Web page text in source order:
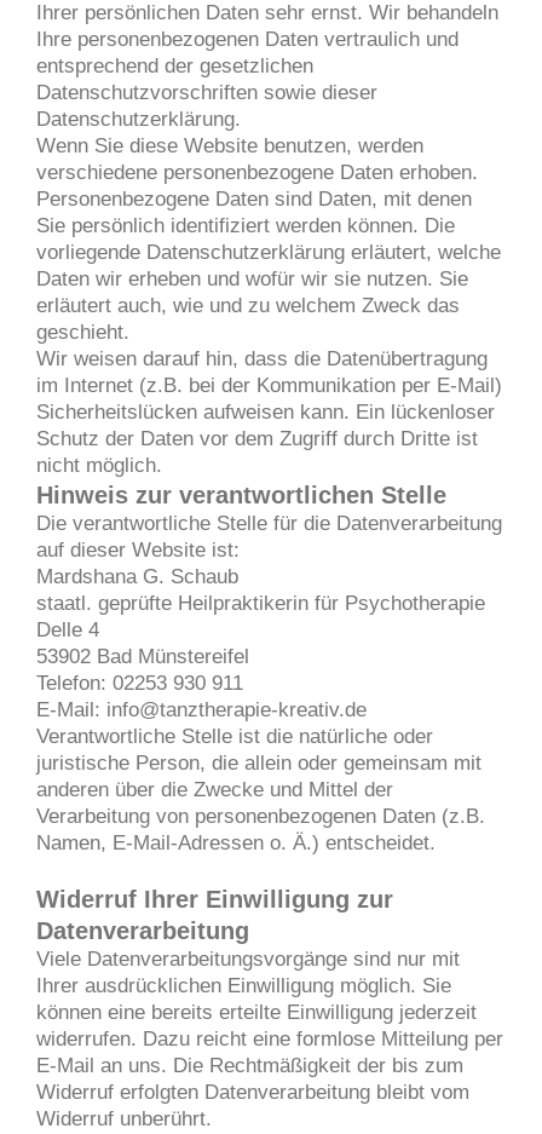
Ihrer persönlichen Daten sehr ernst. Wir behandeln
Ihre personenbezogenen Daten vertraulich und
entsprechend der gesetzlichen
Datenschutzvorschriften sowie dieser
Datenschutzerklärung.
Wenn Sie diese Website benutzen, werden
verschiedene personenbezogene Daten erhoben.
Personenbezogene Daten sind Daten, mit denen
Sie persönlich identifiziert werden können. Die
vorliegende Datenschutzerklärung erläutert, welche
Daten wir erheben und wofür wir sie nutzen. Sie
erläutert auch, wie und zu welchem Zweck das
geschieht.
Wir weisen darauf hin, dass die Datenübertragung
im Internet (z.B. bei der Kommunikation per E-Mail)
Sicherheitslücken aufweisen kann. Ein lückenloser
Schutz der Daten vor dem Zugriff durch Dritte ist
nicht möglich.
Hinweis zur verantwortlichen Stelle
Die verantwortliche Stelle für die Datenverarbeitung
auf dieser Website ist:
Mardshana G. Schaub
staatl. geprüfte Heilpraktikerin für Psychotherapie
​Delle 4
​53902 ​​Bad Münstereifel
Telefon: 02253 930 911
E-Mail: info@tanztherapie-kreativ.de
Verantwortliche Stelle ist die natürliche oder
juristische Person, die allein oder gemeinsam mit
anderen über die Zwecke und Mittel der
Verarbeitung von personenbezogenen Daten (z.B.
Namen, E-Mail-Adressen o. Ä.) entscheidet.
Widerruf Ihrer Einwilligung zur
Datenverarbeitung
Viele Datenverarbeitungsvorgänge sind nur mit
Ihrer ausdrücklichen Einwilligung möglich. Sie
können eine bereits erteilte Einwilligung jederzeit
widerrufen. Dazu reicht eine formlose Mitteilung per
E-Mail an uns. Die Rechtmäßigkeit der bis zum
Widerruf erfolgten Datenverarbeitung bleibt vom
Widerruf unberührt.